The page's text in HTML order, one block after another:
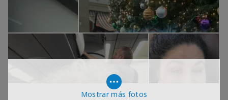
Mostrar más fotos